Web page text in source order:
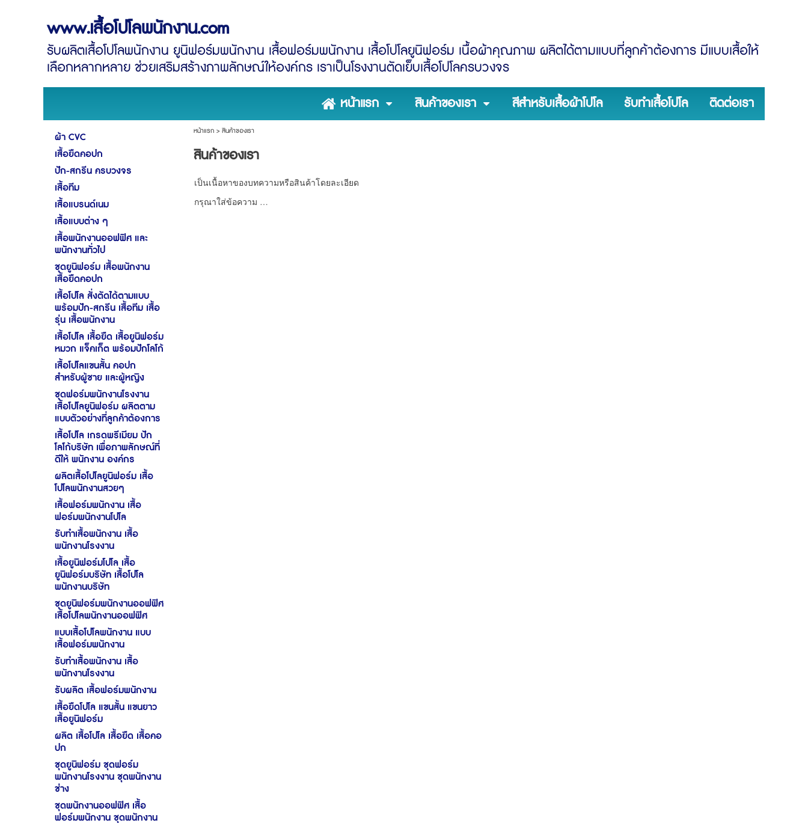
www.เสื้อโปโลพนักงาน.com
รับผลิตเสื้อโปโลพนักงาน ยูนิฟอร์มพนักงาน เสื้อฟอร์มพนักงาน เสื้อโปโลยูนิฟอร์ม เนื้อผ้าคุณภาพ ผลิตได้ตามแบบที่ลูกค้าต้องการ มีแบบเสื้อให้
เลือกหลากหลาย ช่วยเสริมสร้างภาพลักษณ์ให้องค์กร เราเป็นโรงงานตัดเย็บเสื้อโปโลครบวงจร
หน้าแรก สินค้าของเรา สีสำหรับเสื้อผ้าโปโล รับทำเสื้อโปโล ติดต่อเรา
ผ้า CVC
เสื้อยืดคอปก
ปัก-สกรีน ครบวงจร
เสื้อทีม
เสื้อแบรนด์เนม
เสื้อแบบต่าง ๆ
เสื้อพนักงานออฟฟิศ และ
พนักงานทั่วไป
ชุดยูนิฟอร์ม เสื้อพนักงาน
เสื้อยืดคอปก
เสื้อโปโล สั่งตัดได้ตามแบบ
พร้อมปัก-สกรีน เสื้อทีม เสื้อ
รุ่น เสื้อพนักงาน
เสื้อโปโล เสื้อยืด เสื้อยูนิฟอร์ม
หมวก แจ็คเก็ต พร้อมปักโลโก้
เสื้อโปโลแขนสั้น คอปก
สำหรับผู้ชาย และผู้หญิง
ชุดฟอร์มพนักงานโรงงาน
เสื้อโปโลยูนิฟอร์ม ผลิตตาม
แบบตัวอย่างที่ลูกค้าต้องการ
เสื้อโปโล เกรดพรีเมียม ปัก
โลโก้บริษัท เพื่อภาพลักษณ์ที่
ดีให้ พนักงาน องค์กร
ผลิตเสื้อโปโลยูนิฟอร์ม เสื้อ
โปโลพนักงานสวยๆ
เสื้อฟอร์มพนักงาน เสื้อ
ฟอร์มพนักงานโปโล
รับทำเสื้อพนักงาน เสื้อ
พนักงานโรงงาน
เสื้อยูนิฟอร์มโปโล เสื้อ
ยูนิฟอร์มบริษัท เสื้อโปโล
พนักงานบริษัท
ชุดยูนิฟอร์มพนักงานออฟฟิศ
เสื้อโปโลพนักงานออฟฟิศ
แบบเสื้อโปโลพนักงาน แบบ
เสื้อฟอร์มพนักงาน
รับทำเสื้อพนักงาน เสื้อ
พนักงานโรงงาน
รับผลิต เสื้อฟอร์มพนักงาน
เสื้อยืดโปโล แขนสั้น แขนยาว
เสื้อยูนิฟอร์ม
ผลิต เสื้อโปโล เสื้อยืด เสื้อคอ
ปก
ชุดยูนิฟอร์ม ชุดฟอร์ม
พนักงานโรงงาน ชุดพนักงาน
ช่าง
ชุดพนักงานออฟฟิศ เสื้อ
ฟอร์มพนักงาน ชุดพนักงาน
หน้าแรก> สินค้าของเรา
สินค้าของเรา
เป็นเนื้อหาของบทความหรือสินค้าโดยละเอียด
กรุณาใส่ข้อความ …